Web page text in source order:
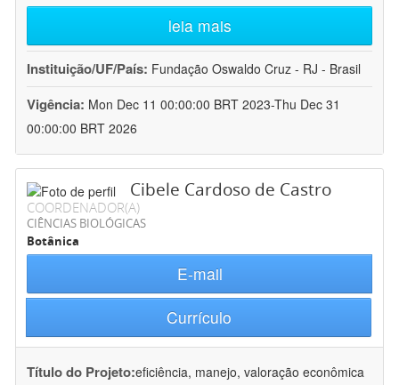
leia mais
Instituição/UF/País: Fundação Oswaldo Cruz - RJ - Brasil
Vigência: Mon Dec 11 00:00:00 BRT 2023-Thu Dec 31
00:00:00 BRT 2026
Cibele Cardoso de Castro
COORDENADOR(A)
CIÊNCIAS BIOLÓGICAS
Botânica
E-mail
Currículo
Título do Projeto:eficiência, manejo, valoração econômica